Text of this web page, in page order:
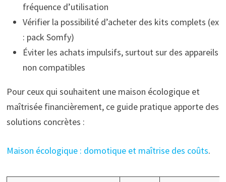
fréquence d’utilisation
Vérifier la possibilité d’acheter des kits complets (ex
: pack Somfy)
Éviter les achats impulsifs, surtout sur des appareils
non compatibles
Pour ceux qui souhaitent une maison écologique et
maîtrisée financièrement, ce guide pratique apporte des
solutions concrètes :
Maison écologique : domotique et maîtrise des coûts.